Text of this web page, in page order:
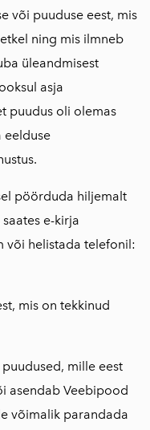
või puuduse eest, mis
ning mis ilmneb
üleandmisest
asja
puudus oli olemas
eelduse
pöörduda hiljemalt
e-kirja
või helistada telefonil:
mis on tekkinud
mille eest
asendab Veebipood
võimalik parandada